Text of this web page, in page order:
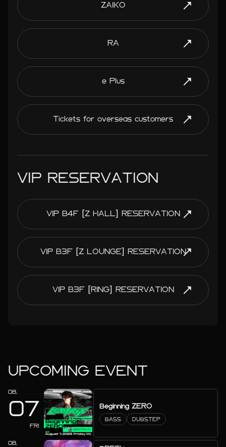
ZAIKO
RA
e Plus
Tickets for overseas customers
VIP RESERVATION
VIP B4F [Z HALL] RESERVATION
VIP B3F [Z LOUNGE] RESERVATION
VIP B3F [RING] RESERVATION
UPCOMING EVENT
08.
07
FRI
Beginning ZERO
BASS DUBSTEP
08.